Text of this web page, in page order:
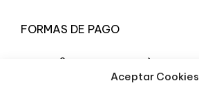
Aceptar Cookies
FORMAS DE PAGO